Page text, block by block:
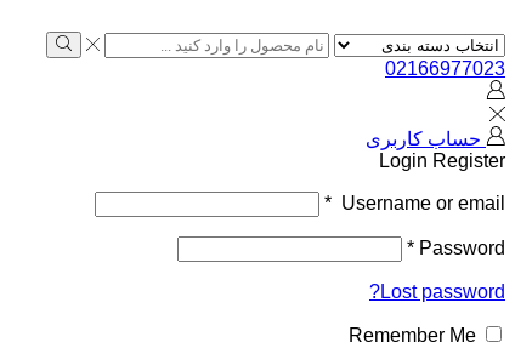
02166977023
حساب کاربری
Login Register
Username or email
*
Password
*
Lost password?
Remember Me